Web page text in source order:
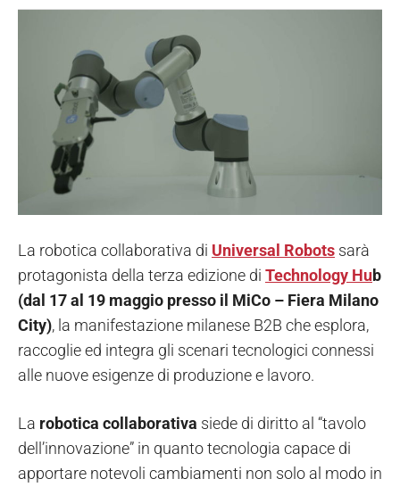
La robotica collaborativa di Universal Robots sarà
protagonista della terza edizione di Technology Hub
(dal 17 al 19 maggio presso il MiCo – Fiera Milano
City), la manifestazione milanese B2B che esplora,
raccoglie ed integra gli scenari tecnologici connessi
alle nuove esigenze di produzione e lavoro.
La robotica collaborativa siede di diritto al “tavolo
dell’innovazione” in quanto tecnologia capace di
apportare notevoli cambiamenti non solo al modo in